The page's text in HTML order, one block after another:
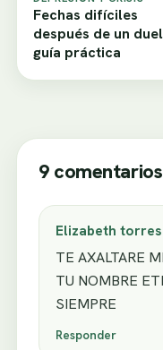
Fechas difíciles
después de un
guía práctica
9 comentarios
Elizabeth torres
TE AXALTARE
TU NOMBRE
SIEMPRE
Responder